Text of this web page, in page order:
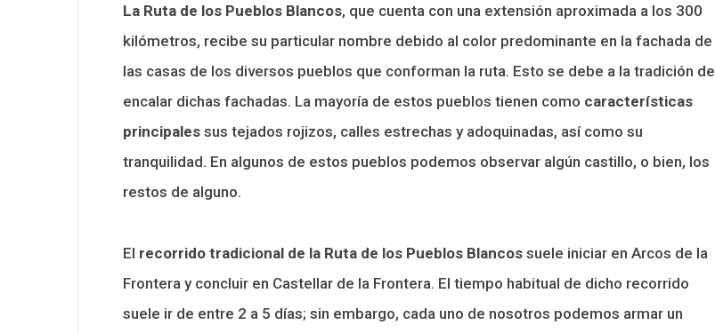
La Ruta de los Pueblos Blancos, que cuenta con una extensión aproximada a los 300
kilómetros, recibe su particular nombre debido al color predominante en la fachada de
las casas de los diversos pueblos que conforman la ruta. Esto se debe a la tradición de
encalar dichas fachadas. La mayoría de estos pueblos tienen como características
principales sus tejados rojizos, calles estrechas y adoquinadas, así como su
tranquilidad. En algunos de estos pueblos podemos observar algún castillo, o bien, los
restos de alguno.
El recorrido tradicional de la Ruta de los Pueblos Blancos suele iniciar en Arcos de la
Frontera y concluir en Castellar de la Frontera. El tiempo habitual de dicho recorrido
suele ir de entre 2 a 5 días; sin embargo, cada uno de nosotros podemos armar un